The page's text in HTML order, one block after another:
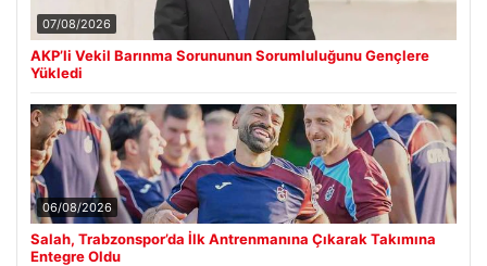
07/08/2026
AKP’li Vekil Barınma Sorununun Sorumluluğunu Gençlere
Yükledi
06/08/2026
Salah, Trabzonspor’da İlk Antrenmanına Çıkarak Takımına
Entegre Oldu